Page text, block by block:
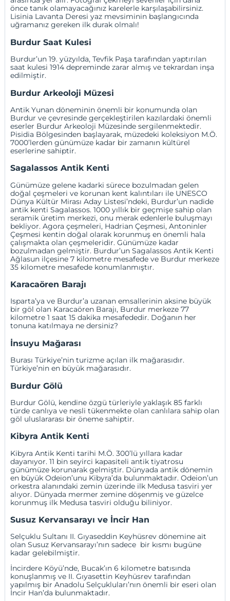
önce tanık olamayacağınız karelerle karşılaşabilirsiniz.
Lisinia Lavanta Deresi yaz mevsiminin başlangıcında
uğramanız gereken ilk durak olmalı!
Burdur Saat Kulesi
Burdur’un 19. yüzyılda, Tevfik Paşa tarafından yaptırılan
saat kulesi 1914 depreminde zarar almış ve tekrardan inşa
edilmiştir.
Burdur Arkeoloji Müzesi
Antik Yunan döneminin önemli bir konumunda olan
Burdur ve çevresinde gerçekleştirilen kazılardaki önemli
eserler Burdur Arkeoloji Müzesinde sergilenmektedir.
Pisidia Bölgesinden başlayarak, müzedeki koleksiyon M.Ö.
7000’lerden günümüze kadar bir zamanın kültürel
eserlerine sahiptir.
Sagalassos Antik Kenti
Günümüze gelene kadarki sürece bozulmadan gelen
doğal çeşmeleri ve korunan kent kalıntıları ile UNESCO
Dünya Kültür Mirası Aday Listesi’ndeki, Burdur’un nadide
antik kenti Sagalassos. 1000 yıllık bir geçmişe sahip olan
seramik üretim merkezi, onu merak edenlerle buluşmayı
bekliyor. Agora çeşmeleri, Hadrian Çeşmesi, Antoninler
Çeşmesi kentin doğal olarak korunmuş en önemli hala
çalışmakta olan çeşmeleridir. Günümüze kadar
bozulmadan gelmiştir. Burdur’un Sagalassos Antik Kenti
Ağlasun ilçesine 7 kilometre mesafede ve Burdur merkeze
35 kilometre mesafede konumlanmıştır.
Karacaören Barajı
Isparta’ya ve Burdur’a uzanan emsallerinin aksine büyük
bir göl olan Karacaören Barajı, Burdur merkeze 77
kilometre 1 saat 15 dakika mesafededir. Doğanın her
tonuna katılmaya ne dersiniz?
İnsuyu Mağarası
Burası Türkiye’nin turizme açılan ilk mağarasıdır.
Türkiye’nin en büyük mağarasıdır.
Burdur Gölü
Burdur Gölü, kendine özgü türleriyle yaklaşık 85 farklı
türde canlıya ve nesli tükenmekte olan canlılara sahip olan
göl uluslararası bir öneme sahiptir.
Kibyra Antik Kenti
Kibyra Antik Kenti tarihi M.Ö. 300’lü yıllara kadar
dayanıyor. 11 bin seyirci kapasiteli antik tiyatrosu
günümüze korunarak gelmiştir. Dünyada antik dönemin
en büyük Odeion’unu Kibyra’da bulunmaktadır. Odeion’un
orkestra alanındaki zemin üzerinde ilk Medusa tasviri yer
alıyor. Dünyada mermer zemine döşenmiş ve güzelce
korunmuş ilk Medusa tasviri olduğu biliniyor.
Susuz Kervansarayı ve İncir Han
Selçuklu Sultanı II. Gıyaseddin Keyhüsrev dönemine ait
olan Susuz Kervansarayı’nın sadece bir kısmı bugüne
kadar gelebilmiştir.
İncirdere Köyü’nde, Bucak’ın 6 kilometre batısında
konuşlanmış ve II. Gıyasettin Keyhüsrev tarafından
yapılmış bir Anadolu Selçukluları’nın önemli bir eseri olan
İncir Han’da bulunmaktadır.